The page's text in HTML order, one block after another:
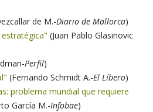
de M.-Diario de Mallorca)
(Juan Pablo Glasinovic
Perfil)
(Fernando Schmidt A.-El Líbero)
problema mundial que requiere
García M.-Infobae)